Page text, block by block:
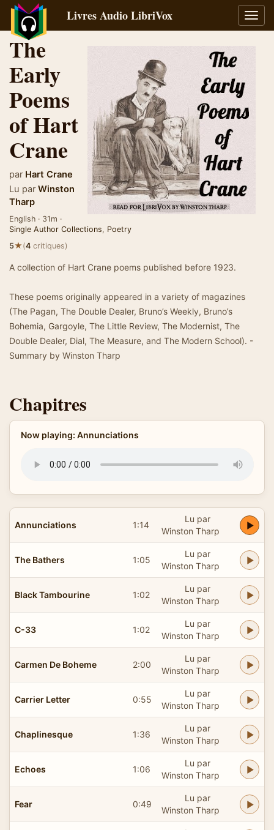
la
Livres Audio LibriVox
The
Early
Poems
of Hart
Crane
par Hart Crane
Lu par Winston
Tharp
English · 31m ·
Single Author Collections, Poetry
5★(4 critiques)
A collection of Hart Crane poems published before 1923.
These poems originally appeared in a variety of magazines
(The Pagan, The Double Dealer, Bruno’s Weekly, Bruno’s
Bohemia, Gargoyle, The Little Review, The Modernist, The
Double Dealer, Dial, The Measure, and The Modern School). -
Summary by Winston Tharp
Chapitres
Now playing: Annunciations
Annunciations 1:14
Lu par
Winston Tharp
The Bathers 1:05
Lu par
Winston Tharp
Black Tambourine 1:02
Lu par
Winston Tharp
C-33 1:02
Lu par
Winston Tharp
Carmen De Boheme 2:00
Lu par
Winston Tharp
Carrier Letter 0:55
Lu par
Winston Tharp
Chaplinesque 1:36
Lu par
Winston Tharp
Echoes 1:06
Lu par
Winston Tharp
Fear 0:49
Lu par
Winston Tharp